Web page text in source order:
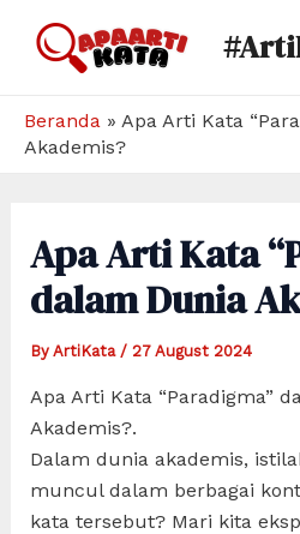
Beranda » Apa Arti Kata
Akademis?
Apa Arti Kata
dalam Dunia
By ArtiKata / 27 August 2024
Apa Arti Kata “Paradigma”
Akademis?.
Dalam dunia akademis,
muncul dalam berbagai
kata tersebut? Mari kita